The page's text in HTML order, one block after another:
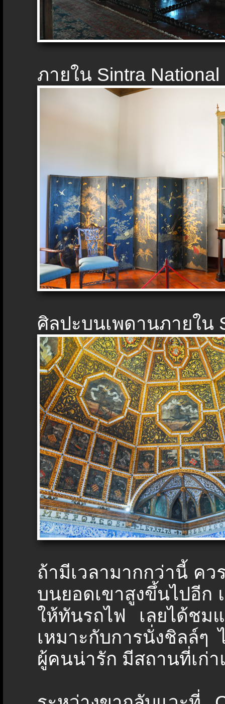
ภายใน Sintra National
ศิลปะบนเพดานภายใน
ถ้ามีเวลามากกว่านี้ คว
บนยอดเขาสูงขึ้นไปอีก
ให้ทันรถไฟ เลยได้ชม
เหมาะกับการนั่งชิลล์ๆ
ผู้คนน่ารัก มีสถานที่เก่า